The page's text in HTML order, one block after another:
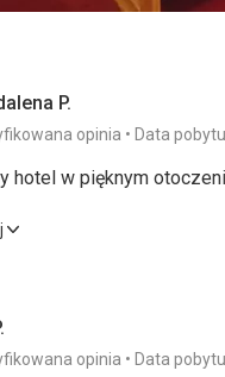
P.
opinia Data
hotel w pięknym
hotel w pięknym
opinia Data